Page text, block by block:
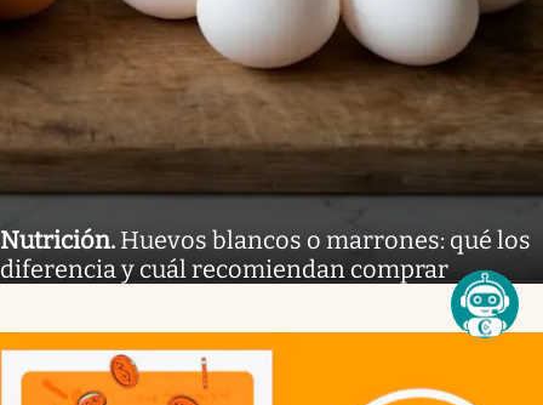
Nutrición. Huevos blancos o marrones: qué los
diferencia y cuál recomiendan comprar